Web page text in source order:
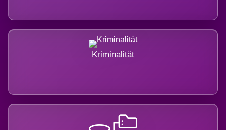
Kriminalität